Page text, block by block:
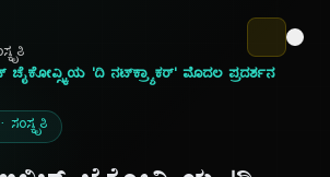
'ದಿ ನಟ್‌ಕ್ರ್ಯಾಕರ್' ಮೊದಲ ಪ್ರದರ್ಶನ
ಸಂಸ್ಕೃತಿ